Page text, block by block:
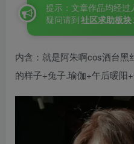
提示：文章作品均经
疑问请到社区求助板块
内含：就是阿朱啊cos酒台黑
的样子+兔子.瑜伽+午后暖阳